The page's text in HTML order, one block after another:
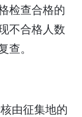
检查合格的
不合格人数
。
由征集地的